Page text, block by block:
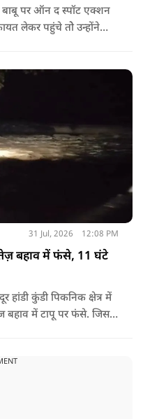
बाबू पर ऑन द स्पॉट एक्शन
लेकर पहुंचे तोे उन्होंने
31 Jul, 2026 12:08 PM
बहाव में फंसे, 11 घंटे
हांडी कुंडी पिकनिक क्षेत्र में
बहाव में टापू पर फंसे. जिसके